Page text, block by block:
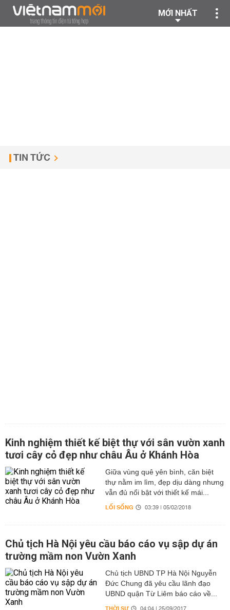
MỚI NHẤT
TIN TỨC
Kinh nghiệm thiết kế biệt thự với sân vườn xanh
tươi cây cỏ đẹp như châu Âu ở Khánh Hòa
Giữa vùng quê yên bình, căn biệt
thự nằm im lìm, đẹp dịu dàng nhưng
vẫn đủ nổi bật với thiết kế mái...
LỐI SỐNG 03:39 | 05/02/2018
Chủ tịch Hà Nội yêu cầu báo cáo vụ sập dự án
trường mầm non Vườn Xanh
Chủ tịch UBND TP Hà Nội Nguyễn
Đức Chung đã yêu cầu lãnh đạo
UBND quận Từ Liêm báo cáo về...